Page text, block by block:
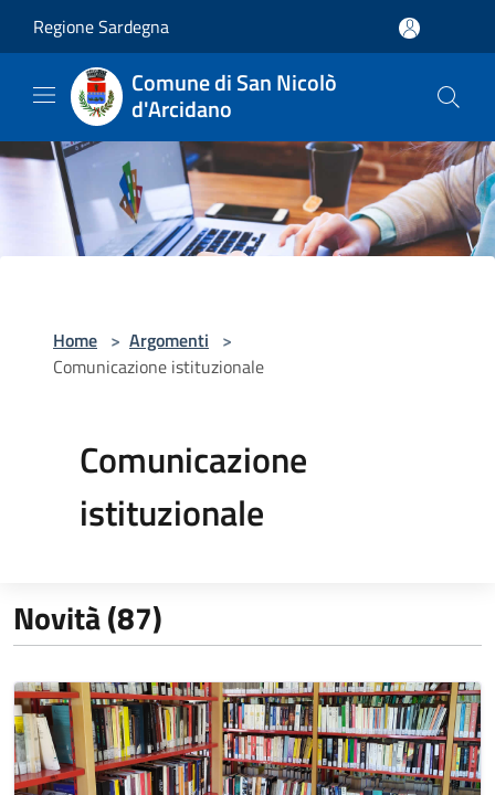
Regione Sardegna
Comune di San Nicolò
d'Arcidano
Home > Argomenti >
Comunicazione istituzionale
Comunicazione
istituzionale
Novità (87)